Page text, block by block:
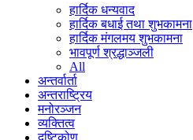
हार्दिक धन्यवाद
हार्दिक बधाई तथा शुभकामना
हार्दिक मंगलमय शुभकामना
भावपूर्ण श्रद्धाञ्जली
All
अन्तर्वार्ता
अन्तराष्ट्रिय
मनोरञ्जन
व्यक्तित्व